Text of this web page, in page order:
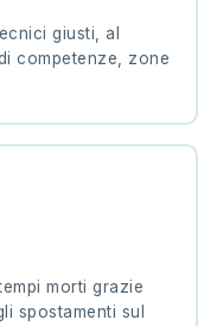
giusti, al
competenze, zone
morti grazie
spostamenti sul